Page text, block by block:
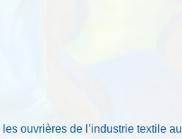
ouvrières de l’industrie textile au